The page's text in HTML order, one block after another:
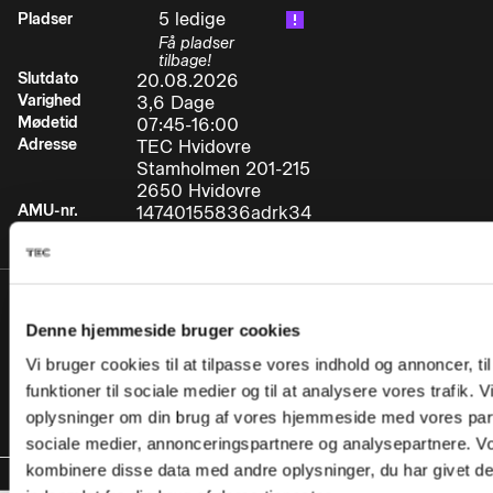
Denne hjemmeside bruger cookies
Vi bruger cookies til at tilpasse vores indhold og annoncer,
funktioner til sociale medier og til at analysere vores trafik.
oplysninger om din brug af vores hjemmeside med vores
sociale medier, annonceringspartnere og analysepartnere.
kombinere disse data med andre oplysninger, du har givet
med kontrol med overførsel af affald.
• Forebyggende og sikkerhedsmæssige
foranstaltninger, der er hensigtsmæssige for de
forskellige faretyper.
• Hvad man skal gøre efter en ulykke
(førstehjælp, trafiksikkerhed, grundlæggende
viden om brug af beskyttelsesudstyr, skriftlige
• Formålet med og betjening af det tekniske
udstyr på køretøjer.
• Forbud mod sammenlæsning på samme
køretøj eller i container.
Pladser 5 ledige
Få pladser
tilbage!
Slutdato
20.08.2026
Varighed 3,6 Dage
Mødetid 07:45-16:00
Adresse
TEC Hvidovre
Stamholmen 201-215
2650 Hvidovre
AMU-nr. 14740155836adrk34
Pris
målgruppe:
784,80 DKK
Uden for AMUs
målgruppe:
4.152,68 DKK